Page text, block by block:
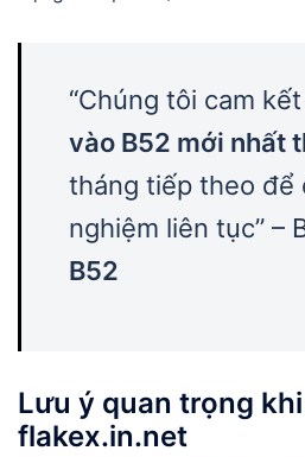
“Chúng tôi cam
vào B52 mới nhất
tháng tiếp theo để
nghiệm liên tục” –
B52
Lưu ý quan trọng
flakex.in.net